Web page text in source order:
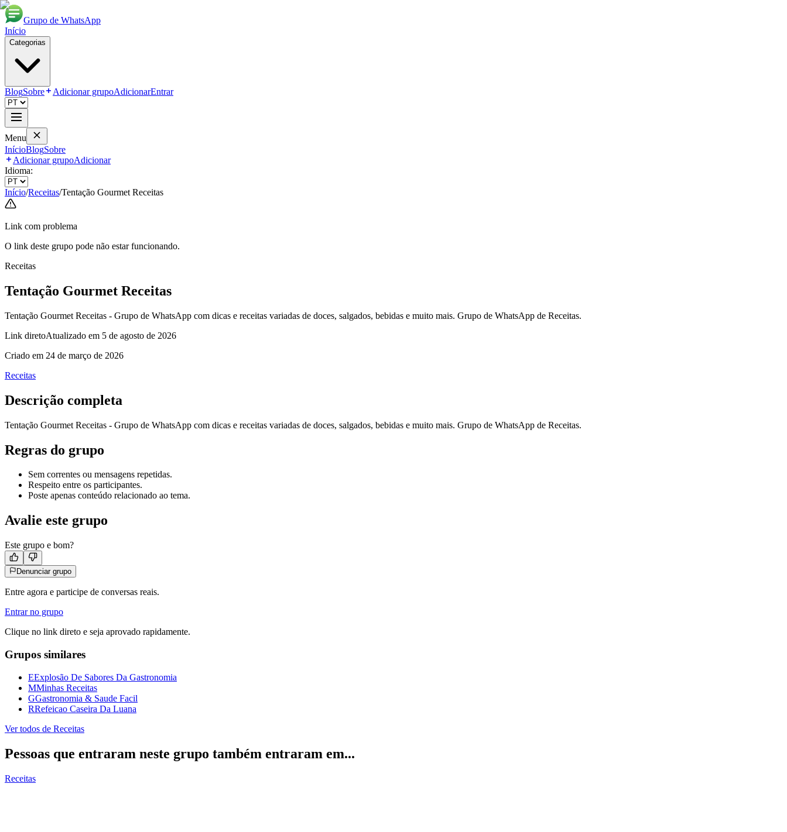
Grupo de WhatsApp
Início
Categorias
BlogSobre Adicionar grupoAdicionarEntrar
Menu
InícioBlogSobre
Adicionar grupoAdicionar
Idioma:
Início/Receitas/Tentação Gourmet Receitas
Link com problema
O link deste grupo pode não estar funcionando.
Receitas
Tentação Gourmet Receitas
Tentação Gourmet Receitas - Grupo de WhatsApp com dicas e receitas variadas de doces, salgados, bebidas e muito mais. Grupo de WhatsApp de Receitas.
Link diretoAtualizado em 5 de agosto de 2026
Criado em 24 de março de 2026
Receitas
Descrição completa
Tentação Gourmet Receitas - Grupo de WhatsApp com dicas e receitas variadas de doces, salgados, bebidas e muito mais. Grupo de WhatsApp de Receitas.
Regras do grupo
Sem correntes ou mensagens repetidas.
Respeito entre os participantes.
Poste apenas conteúdo relacionado ao tema.
Avalie este grupo
Este grupo e bom?
Denunciar grupo
Entre agora e participe de conversas reais.
Entrar no grupo
Clique no link direto e seja aprovado rapidamente.
Grupos similares
EExplosão De Sabores Da Gastronomia
MMinhas Receitas
GGastronomia & Saude Facil
RRefeicao Caseira Da Luana
Ver todos de Receitas
Pessoas que entraram neste grupo também entraram em...
Receitas